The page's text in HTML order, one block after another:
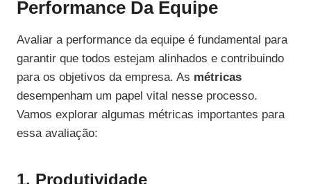
Performance Da Equipe
Avaliar a performance da equipe é fundamental para
garantir que todos estejam alinhados e contribuindo
para os objetivos da empresa. As métricas
desempenham um papel vital nesse processo.
Vamos explorar algumas métricas importantes para
essa avaliação:
1. Produtividade